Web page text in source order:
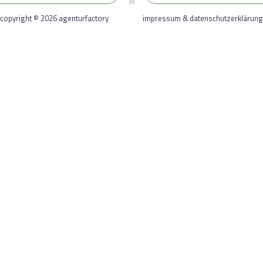
copyright © 2026 agenturfactory impressum & datenschutzerklärung